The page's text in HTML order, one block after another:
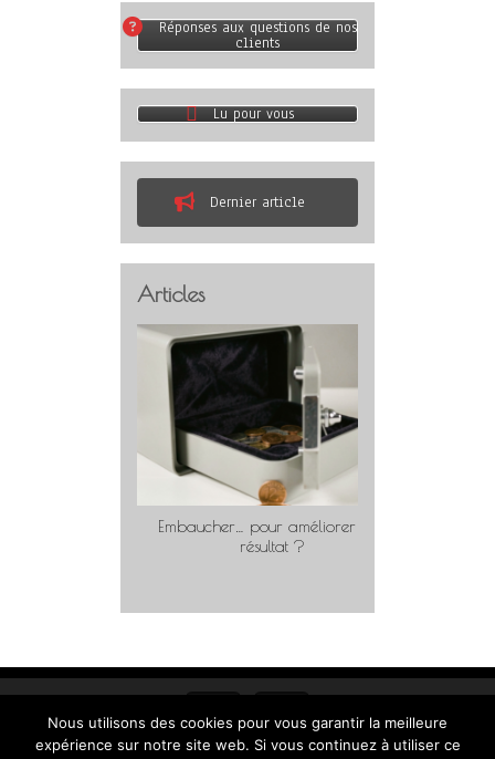
Réponses aux questions de nos
clients
Lu pour vous
Dernier article
Articles
Embaucher… pour améliorer son
résultat ?
Nous utilisons des cookies pour vous garantir la meilleure
expérience sur notre site web. Si vous continuez à utiliser ce